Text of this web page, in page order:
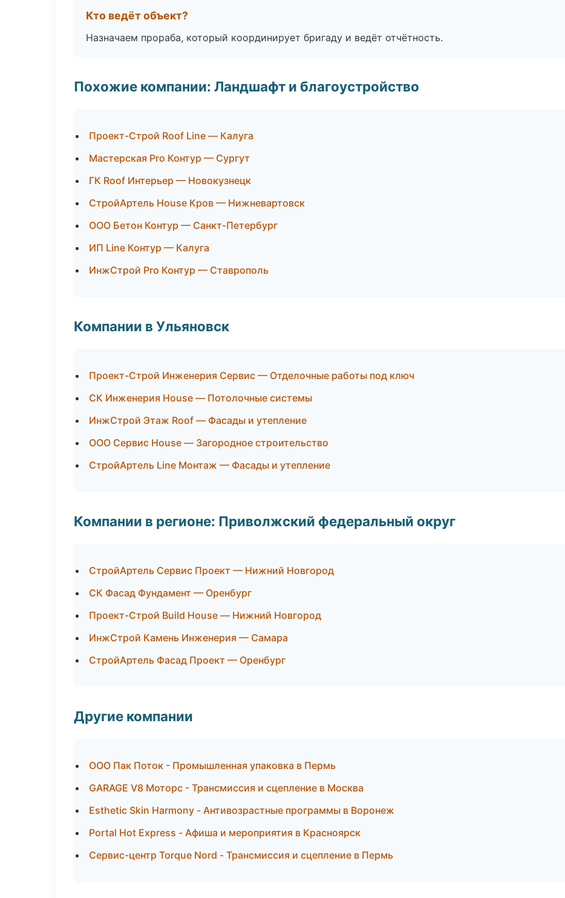
Кто ведёт объект?
Назначаем прораба, который координирует бригаду и ведёт отчётность.
Похожие компании: Ландшафт и благоустройство
Проект-Строй Roof Line — Калуга
Мастерская Pro Контур — Сургут
ГК Roof Интерьер — Новокузнецк
СтройАртель House Кров — Нижневартовск
ООО Бетон Контур — Санкт-Петербург
ИП Line Контур — Калуга
ИнжСтрой Pro Контур — Ставрополь
Компании в Ульяновск
Проект-Строй Инженерия Сервис — Отделочные работы под ключ
СК Инженерия House — Потолочные системы
ИнжСтрой Этаж Roof — Фасады и утепление
ООО Сервис House — Загородное строительство
СтройАртель Line Монтаж — Фасады и утепление
Компании в регионе: Приволжский федеральный округ
СтройАртель Сервис Проект — Нижний Новгород
СК Фасад Фундамент — Оренбург
Проект-Строй Build House — Нижний Новгород
ИнжСтрой Камень Инженерия — Самара
СтройАртель Фасад Проект — Оренбург
Другие компании
ООО Пак Поток - Промышленная упаковка в Пермь
GARAGE V8 Моторс - Трансмиссия и сцепление в Москва
Esthetic Skin Harmony - Антивозрастные программы в Воронеж
Portal Hot Express - Афиша и мероприятия в Красноярск
Сервис-центр Torque Nord - Трансмиссия и сцепление в Пермь